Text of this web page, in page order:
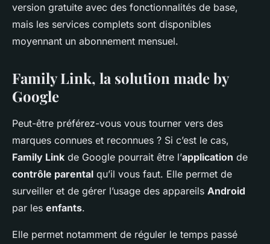
version gratuite avec des fonctionnalités de base,
mais les services complets sont disponibles
moyennant un abonnement mensuel.
Family Link, la solution made by
Google
Peut-être préférez-vous vous tourner vers des
marques connues et reconnues ? Si c’est le cas,
Family Link de Google pourrait être l’application de
contrôle parental qu’il vous faut. Elle permet de
surveiller et de gérer l’usage des appareils Android
par les enfants.
Elle permet notamment de réguler le temps passé